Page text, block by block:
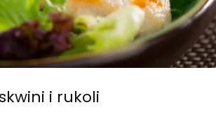
i rukoli